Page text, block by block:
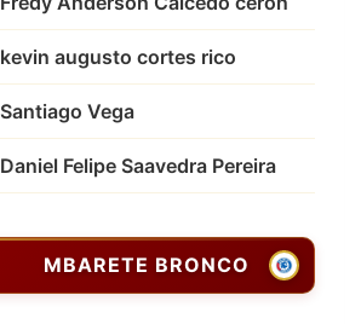
kevin augusto cortes rico
Santiago Vega
Daniel Felipe Saavedra Pereira
MBARETE BRONCO